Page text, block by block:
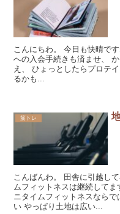
こんにちわ。 今日も快晴で
への入会手続きも済ませ、
え、 ひょっとしたらプロテ
るかも...
筋トレ
こんばんわ。 田舎に引越し
ムフィットネスは継続して
ニタイムフィットネスなら
い やっぱり土地は広い...